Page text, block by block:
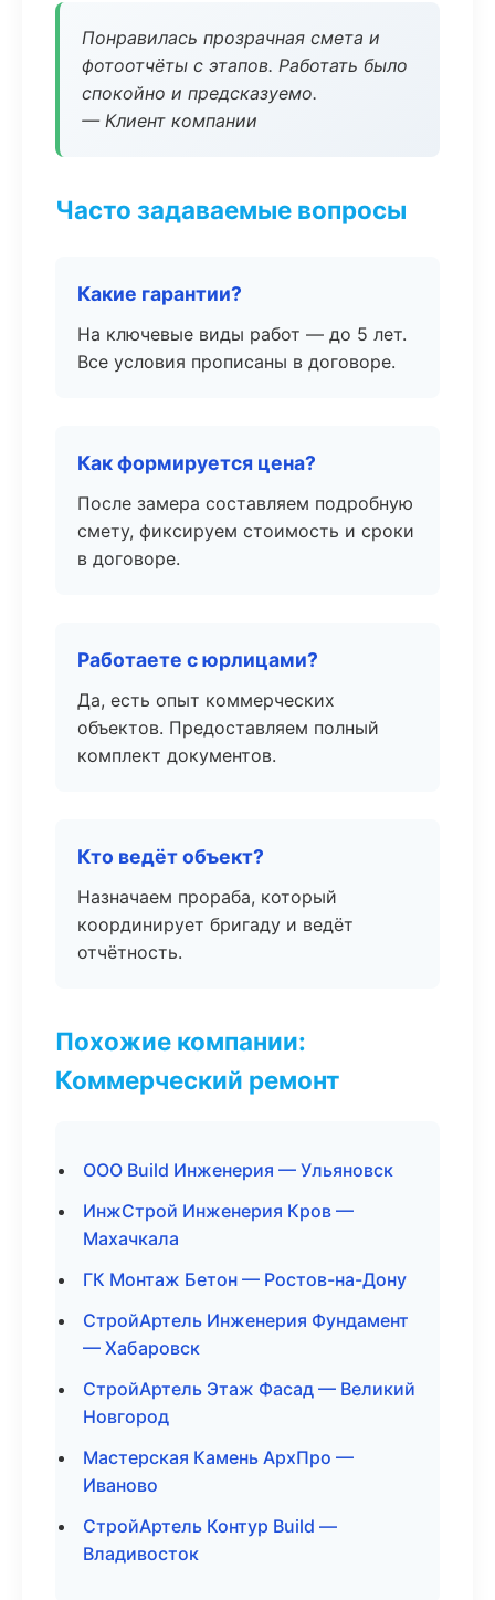
Понравилась прозрачная смета и
фотоотчёты с этапов. Работать было
спокойно и предсказуемо.
— Клиент компании
Часто задаваемые вопросы
Какие гарантии?
На ключевые виды работ — до 5 лет.
Все условия прописаны в договоре.
Как формируется цена?
После замера составляем подробную
смету, фиксируем стоимость и сроки
в договоре.
Работаете с юрлицами?
Да, есть опыт коммерческих
объектов. Предоставляем полный
комплект документов.
Кто ведёт объект?
Назначаем прораба, который
координирует бригаду и ведёт
отчётность.
Похожие компании:
Коммерческий ремонт
ООО Build Инженерия — Ульяновск
ИнжСтрой Инженерия Кров —
Махачкала
ГК Монтаж Бетон — Ростов-на-Дону
СтройАртель Инженерия Фундамент
— Хабаровск
СтройАртель Этаж Фасад — Великий
Новгород
Мастерская Камень АрхПро —
Иваново
СтройАртель Контур Build —
Владивосток